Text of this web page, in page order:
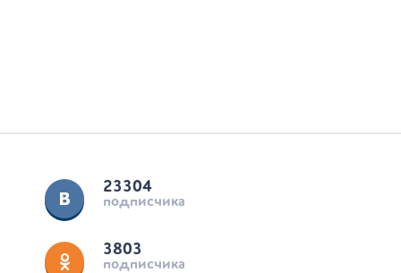
23304
подписчика
3803
подписчика